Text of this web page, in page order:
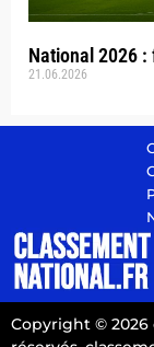
National 2026
21.06.2026
Copyright © 2026